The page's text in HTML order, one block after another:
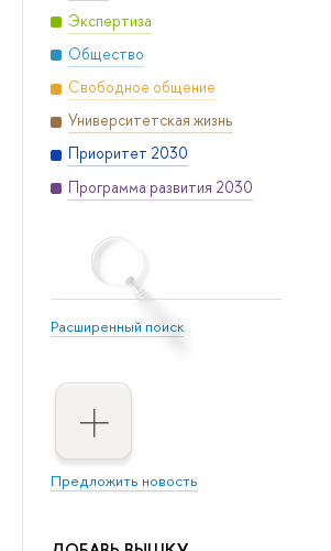
Экспертиза
Общество
Свободное общение
Университетская жизнь
Приоритет 2030
Программа развития 2030
Расширенный поиск
Предложить новость